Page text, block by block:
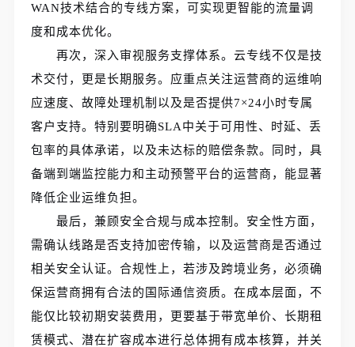
WAN技术结合的专线方案，可实现更智能的流量调
度和成本优化。
再次，深入审视服务支撑体系。云专线不仅是技
术交付，更是长期服务。应重点关注运营商的运维响
应速度、故障处理机制以及是否提供7×24小时专属
客户支持。特别要明确SLA中关于可用性、时延、丢
包率的具体承诺，以及未达标的赔偿条款。同时，具
备端到端监控能力和主动预警平台的运营商，能显著
降低企业运维负担。
最后，兼顾安全合规与成本控制。安全性方面，
需确认线路是否支持加密传输，以及运营商是否通过
相关安全认证。合规性上，若涉及跨境业务，必须确
保运营商拥有合法的国际通信资质。在成本层面，不
能仅比较初期安装费用，更要基于带宽单价、长期租
赁模式、潜在扩容成本进行总体拥有成本核算，并关